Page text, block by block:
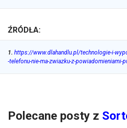
ŹRÓDŁA:
1. https://www.dlahandlu.pl/technologie-i-
-telefonu-nie-ma-zwiazku-z-powiadomieniami-
Polecane posty z